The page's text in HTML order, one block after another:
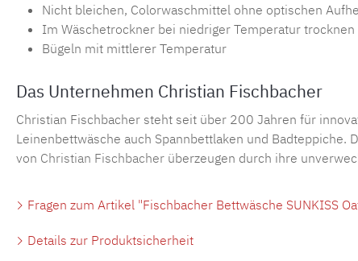
Nicht bleichen, Colorwaschmittel ohne optischen
Im Wäschetrockner bei niedriger Temperatur trocknen
Bügeln mit mittlerer Temperatur
Das Unternehmen Christian Fischbacher
Christian Fischbacher steht seit über 200 Jahren für
Leinenbettwäsche auch Spannbettlaken und Badteppiche.
von Christian Fischbacher überzeugen durch ihre
Fragen zum Artikel "Fischbacher Bettwäsche SUNKISS
Details zur Produktsicherheit